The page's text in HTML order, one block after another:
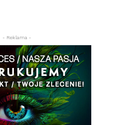
- Reklama -